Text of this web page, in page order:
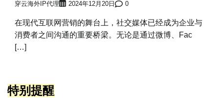
穿云海外IP代理 2024年12月20日 0
在现代互联网营销的舞台上，社交媒体已经成为企业与
消费者之间沟通的重要桥梁。无论是通过微博、Fac
[…]
特别提醒